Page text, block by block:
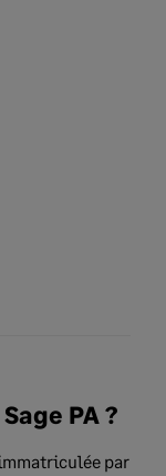
PA ?
par